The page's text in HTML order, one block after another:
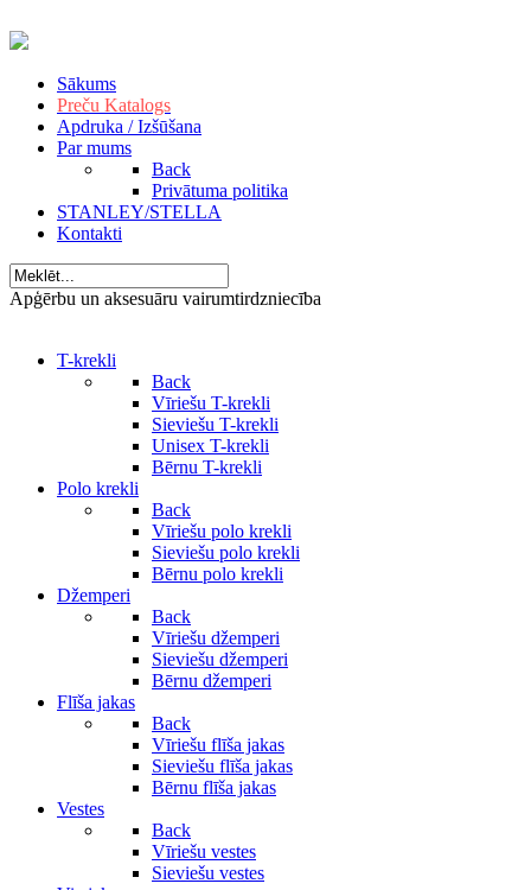
Sākums
Preču Katalogs
Apdruka / Izšūšana
Par mums
Back
Privātuma politika
STANLEY/STELLA
Kontakti
Apģērbu un aksesuāru vairumtirdzniecība
T-krekli
Back
Vīriešu T-krekli
Sieviešu T-krekli
Unisex T-krekli
Bērnu T-krekli
Polo krekli
Back
Vīriešu polo krekli
Sieviešu polo krekli
Bērnu polo krekli
Džemperi
Back
Vīriešu džemperi
Sieviešu džemperi
Bērnu džemperi
Flīša jakas
Back
Vīriešu flīša jakas
Sieviešu flīša jakas
Bērnu flīša jakas
Vestes
Back
Vīriešu vestes
Sieviešu vestes